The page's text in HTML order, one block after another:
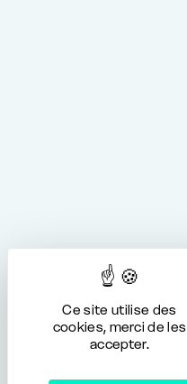
Ce site utilise des
cookies, merci de les
accepter.